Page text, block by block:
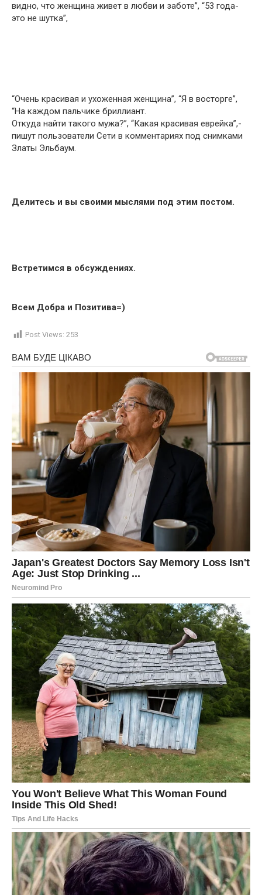
видно, что женщина живет в любви и заботе”, “53 года-
это не шутка”,
“Очень красивая и ухоженная женщина”, “Я в восторге”,
“На каждом пальчике бриллиант.
Откуда найти такого мужа?”, “Какая красивая еврейка”,-
пишут пользователи Сети в комментариях под снимками
Златы Эльбаум.
Делитесь и вы своими мыслями под этим постом.
Встретимся в обсуждениях.
Всем Добра и Позитива=)
Post Views: 253